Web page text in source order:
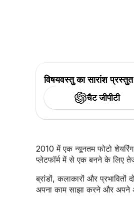
विषयवस्तु का सारांश
चैट जीपीटी
2010 में एक न्यूनतम फोटो
प्लेटफॉर्म में से एक बनने के लिए
ब्रांडों, कलाकारों और प्रभावितों
अपना काम साझा करने और अपने